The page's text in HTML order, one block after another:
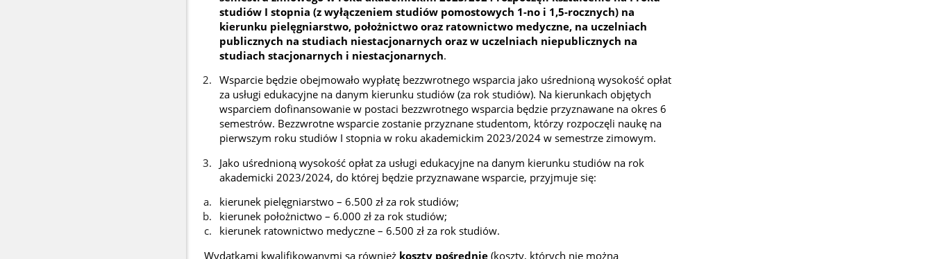
studiów I stopnia (z wyłączeniem studiów pomostowych 1-no i 1,5-rocznych) na
kierunku pielęgniarstwo, położnictwo oraz ratownictwo medyczne, na uczelniach
publicznych na studiach niestacjonarnych oraz w uczelniach niepublicznych na
studiach stacjonarnych i niestacjonarnych.
Wsparciebędzie obejmowało wypłatę bezzwrotnego wsparcia jako uśrednioną wysokość opłat
za usługi edukacyjne na danym kierunku studiów (za rok studiów). Na kierunkach objętych
wsparciem dofinansowanie w postaci bezzwrotnego wsparcia będzie przyznawane na okres 6
semestrów. Bezzwrotne wsparcie zostanie przyznane studentom, którzy rozpoczęli naukę na
pierwszym roku studiów I stopnia w roku akademickim 2023/2024 w semestrze zimowym.
Jako uśrednioną wysokość opłat za usługi edukacyjne na danym kierunku studiów na rok
akademicki 2023/2024, do której będzie przyznawane wsparcie, przyjmuje się:
kierunek pielęgniarstwo – 6.500 zł za rok studiów;
kierunek położnictwo – 6.000 zł za rok studiów;
kierunek ratownictwo medyczne – 6.500 zł za rok studiów.
Wydatkami kwalifikowanymi są również koszty pośrednie(koszty, których nie można